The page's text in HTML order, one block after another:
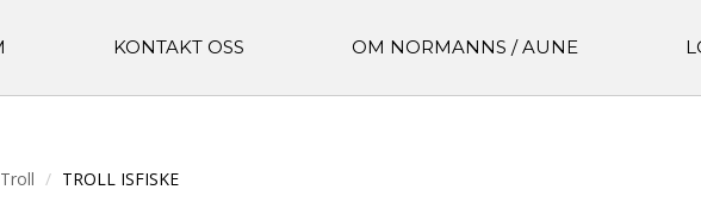
KONTAKT OSS OM NORMANNS / AUNE
Troll TROLL ISFISKE